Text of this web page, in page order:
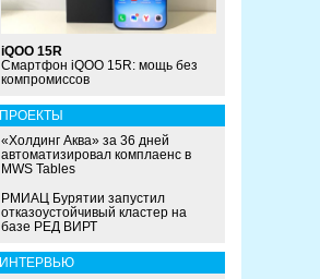
iQOO 15R
Смартфон iQOO 15R: мощь без
компромиссов
ПРОЕКТЫ
«Холдинг Аква» за 36 дней
автоматизировал комплаенс в
MWS Tables
РМИАЦ Бурятии запустил
отказоустойчивый кластер на
базе РЕД ВИРТ
ИНТЕРВЬЮ